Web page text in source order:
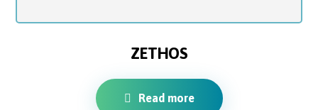
ZETHOS
Read more